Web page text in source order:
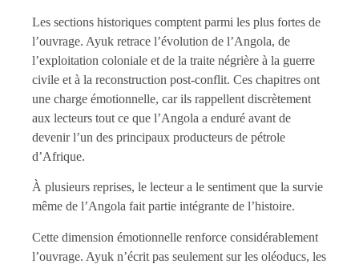
Les sections historiques comptent parmi les plus fortes de
l’ouvrage. Ayuk retrace l’évolution de l’Angola, de
l’exploitation coloniale et de la traite négrière à la guerre
civile et à la reconstruction post-conflit. Ces chapitres ont
une charge émotionnelle, car ils rappellent discrètement
aux lecteurs tout ce que l’Angola a enduré avant de
devenir l’un des principaux producteurs de pétrole
d’Afrique.
À plusieurs reprises, le lecteur a le sentiment que la survie
même de l’Angola fait partie intégrante de l’histoire.
Cette dimension émotionnelle renforce considérablement
l’ouvrage. Ayuk n’écrit pas seulement sur les oléoducs, les